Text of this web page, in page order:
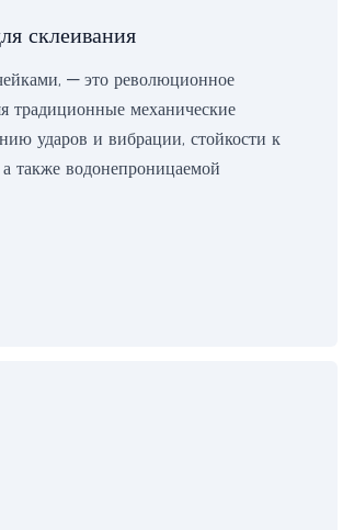
склеивания
— это революционное
традиционные механические
ударов и вибрации, стойкости к
также водонепроницаемой